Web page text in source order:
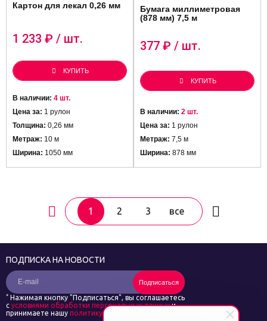
Картон для лекал 0,26 мм
1 233 ₽ / шт.
КУПИТЬ
В наличии: 4 шт.
Цена за: 1 рулон
Толщина: 0,26 мм
Метраж: 10 м
Ширина: 1050 мм
Бумага миллиметровая
(878 мм) 7,5 м
377 ₽ / шт.
КУПИТЬ
В наличии: 2 шт.
Цена за: 1 рулон
Метраж: 7,5 м
Ширина: 878 мм
1 2 3 все
ПОДПИСКА НА НОВОСТИ
Подписаться
* Нажимая кнопку "Подписаться", вы соглашаетесь
с условиями обработки персональных данныхи
принимаете нашу политику конфиденциальности